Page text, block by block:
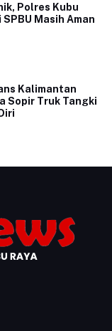
Polres Kubu
Masih Aman
Kalimantan
Sopir Truk Tangki